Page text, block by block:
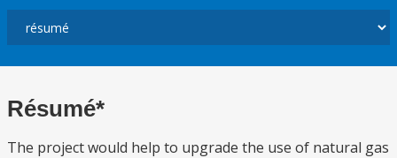
Résumé*
The project would help to upgrade the use of natural gas